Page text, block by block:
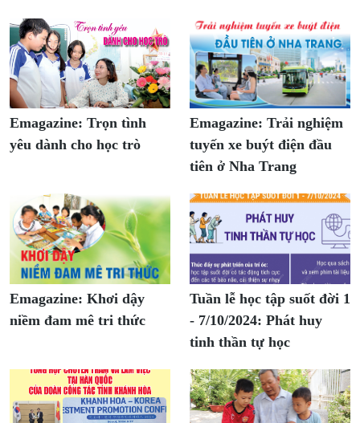
Emagazine: Trọn tình
yêu dành cho học trò
Emagazine: Trải nghiệm
tuyến xe buýt điện đầu
tiên ở Nha Trang
Emagazine: Khơi dậy
niềm đam mê tri thức
Tuần lễ học tập suốt đời 1
- 7/10/2024: Phát huy
tinh thần tự học